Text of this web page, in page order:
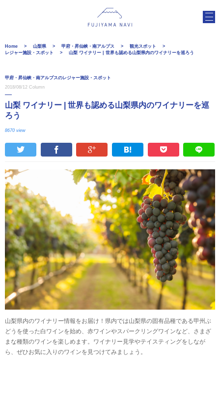
Home 山梨県 甲府・昇仙峡・南アルプス
観光スポット
レジャー施設・スポット
山梨 ワイナリー | 世界も認める山梨県内のワイナリーを巡ろう
甲府・昇仙峡・南アルプスのレジャー施設・スポット
2018/08/12 Column
山梨 ワイナリー | 世界も認める山梨県内のワイナリーを巡
ろう
8670 view
山梨県内のワイナリー情報をお届け！県内では山梨県の固有品種である甲州ぶ
どうを使った白ワインを始め、赤ワインやスパークリングワインなど、さまざ
まな種類のワインを楽しめます。ワイナリー見学やテイスティングをしなが
ら、ぜひお気に入りのワインを見つけてみましょう。